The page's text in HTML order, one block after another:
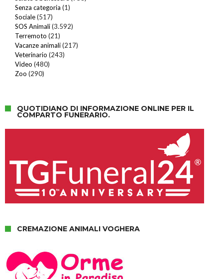
Senza categoria (1)
Sociale(517)
SOS Animali(3.592)
Terremoto (21)
Vacanze animali(217)
Veterinario (243)
Video (480)
Zoo (290)
QUOTIDIANO DI INFORMAZIONE ONLINE PER IL
COMPARTO FUNERARIO.
CREMAZIONE ANIMALI VOGHERA